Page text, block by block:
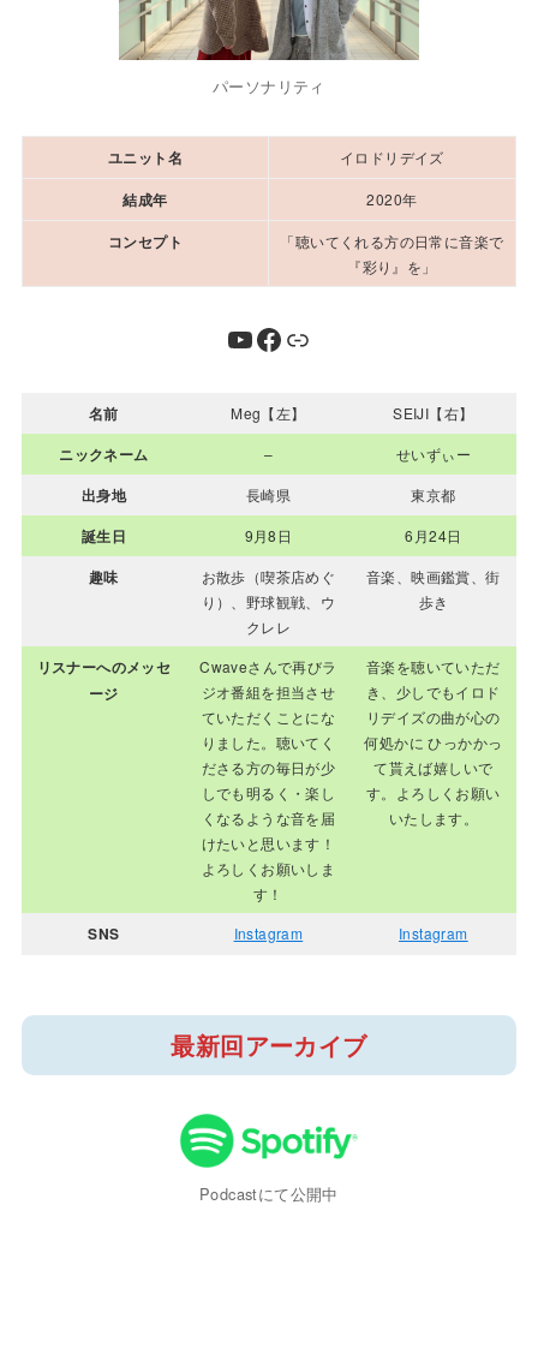
パーソナリティ
ユニット名 イロドリデイズ
結成年 2020年
コンセプト
「聴いてくれる方の日常に音楽で
『彩り』を」
YouTube
Facebook
リンク
名前 Meg【左】 SEIJI【右】
ニックネーム – せいずぃー
出身地 長崎県 東京都
誕生日 9月8日 6月24日
趣味
お散歩（喫茶店めぐ
り）、野球観戦、ウ
クレレ
音楽、映画鑑賞、街
歩き
リスナーへのメッセ
ージ
Cwaveさんで再びラ
ジオ番組を担当させ
ていただくことにな
りました。聴いてく
ださる方の毎日が少
しでも明るく・楽し
くなるような音を届
けたいと思います！
よろしくお願いしま
す！
音楽を聴いていただ
き、少しでもイロド
リデイズの曲が心の
何処かに ひっかかっ
て貰えば嬉しいで
す。よろしくお願い
いたします。
SNS Instagram Instagram
最新回アーカイブ
Podcastにて公開中